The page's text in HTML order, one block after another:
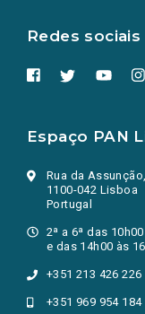
Redes sociais
Espaço PAN
Rua da
1100-042 Lisboa
Portugal
2ª a 6ª das
e das 14h00 às
+351 213 426 226
+351 969 954 184